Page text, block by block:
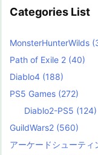
Categories List
MonsterHunterWilds
Path of Exile 2 (40)
Diablo4 (188)
PS5 Games (272)
Diablo2-PS5 (124)
GuildWars2 (560)
アーケードシューティ